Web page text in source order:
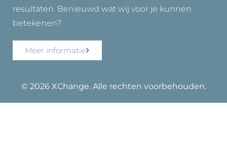
resultaten. Benieuwd wat wij voor je kunnen
betekenen?
Meer informatie
© 2026 XChange. Alle rechten voorbehouden.